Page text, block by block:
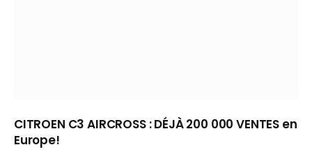
CITROEN C3 AIRCROSS : DÉJÀ 200 000 VENTES en
Europe!